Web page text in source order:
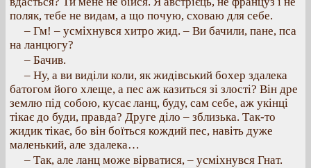
поляк, тебе не видам, а що почую, сховаю для себе.
– Гм! – усміхнувся хитро жид. – Ви бачили, пане, пса
на ланцюгу?
– Бачив.
– Ну, а ви виділи коли, як жидівський бохер здалека
батогом його хлеще, а пес аж казиться зі злості? Він дре
землю під собою, кусає ланц, буду, сам себе, аж укінці
тікає до буди, правда? Друге діло – зблизька. Так-то
жидик тікає, бо він боїться кождий пес, навіть дуже
маленький, але здалека…
– Так, але ланц може вірватися, – усміхнувся Гнат.